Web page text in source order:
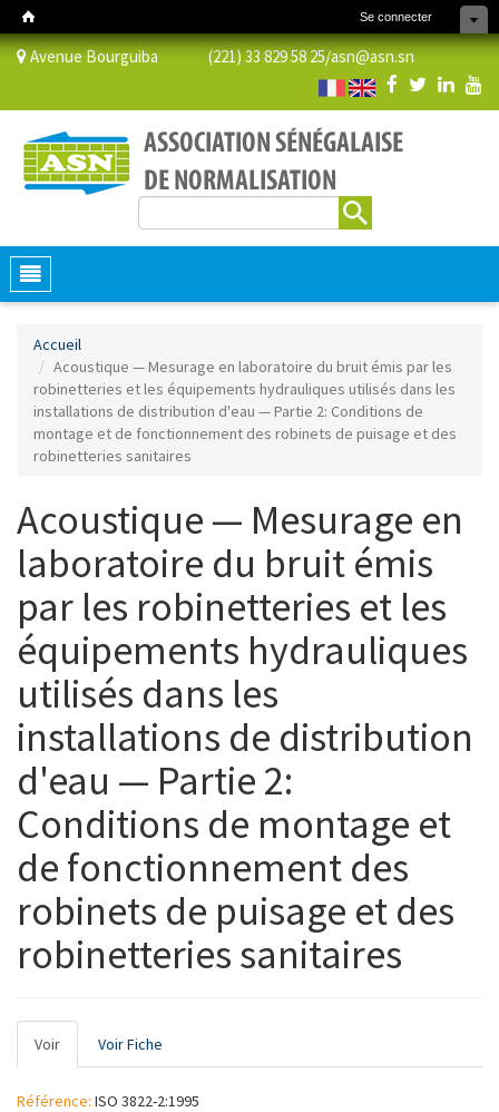
Se connecter
Avenue Bourguiba (221) 33 829 58 25/asn@asn.sn
Formulaire de recherche
Toggle
navigation
Accueil
Acoustique — Mesurage en laboratoire du bruit émis par les
robinetteries et les équipements hydrauliques utilisés dans les
installations de distribution d'eau — Partie 2: Conditions de
montage et de fonctionnement des robinets de puisage et des
robinetteries sanitaires
Acoustique — Mesurage en
laboratoire du bruit émis
par les robinetteries et les
équipements hydrauliques
utilisés dans les
installations de distribution
d'eau — Partie 2:
Conditions de montage et
de fonctionnement des
robinets de puisage et des
robinetteries sanitaires
Onglets
principaux
Voir (onglet
actif)
Voir Fiche
Référence: ISO 3822-2:1995